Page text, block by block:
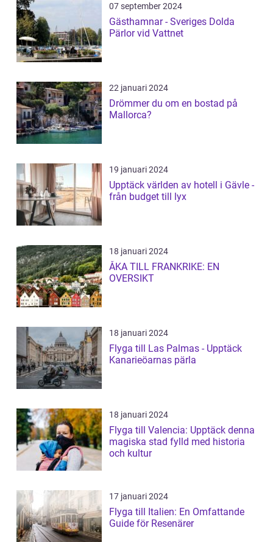
07 september 2024
Gästhamnar - Sveriges Dolda
Pärlor vid Vattnet
22 januari 2024
Drömmer du om en bostad på
Mallorca?
19 januari 2024
Upptäck världen av hotell i Gävle -
från budget till lyx
18 januari 2024
ÅKA TILL FRANKRIKE: EN
OVERSIKT
18 januari 2024
Flyga till Las Palmas - Upptäck
Kanarieöarnas pärla
18 januari 2024
Flyga till Valencia: Upptäck denna
magiska stad fylld med historia
och kultur
17 januari 2024
Flyga till Italien: En Omfattande
Guide för Resenärer